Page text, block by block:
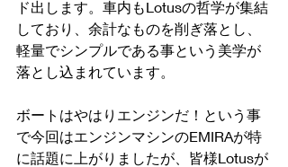
ド出します。車内もLotusの哲学が集結
しており、余計なものを削ぎ落とし、
軽量でシンプルである事という美学が
落とし込まれています。
ボートはやはりエンジンだ！という事
で今回はエンジンマシンのEMIRAが特
に話題に上がりましたが、皆様Lotusが